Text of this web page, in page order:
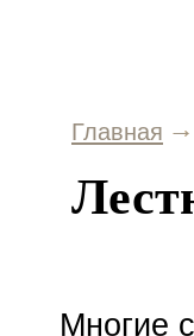
Главная
Многие